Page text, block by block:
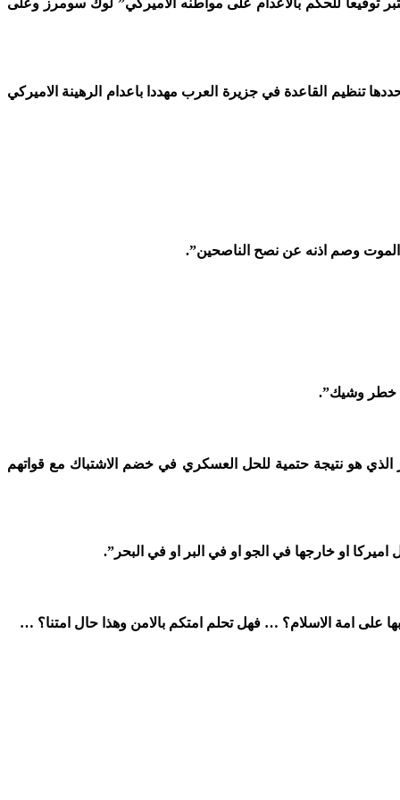
توقيعا للحكم بالاعدام على مواطنه الاميركي” لوك سومرز وعلى
تنظيم القاعدة في جزيرة العرب مهددا باعدام الرهينة الاميركي
وصم اذنه عن نصح الناصحين”.
في خطر وشيك”.
الذي هو نتيجة حتمية للحل العسكري في خضم الاشتباك مع قواتهم
او خارجها في الجو او في البر او في البحر”.
على امة الاسلام؟ … فهل تحلم امتكم بالامن وهذا حال امتنا؟ …